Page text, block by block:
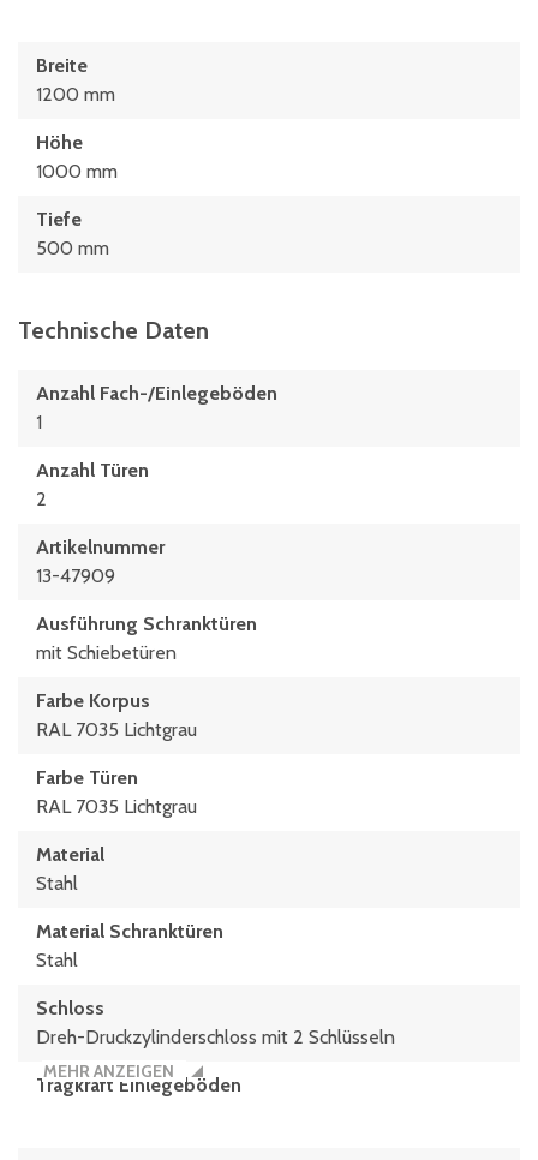
Breite
1200 mm
Höhe
1000 mm
Tiefe
500 mm
Technische Daten
Anzahl Fach-/Einlegeböden
1
Anzahl Türen
2
Artikelnummer
13-47909
Ausführung Schranktüren
mit Schiebetüren
Farbe Korpus
RAL 7035 Lichtgrau
Farbe Türen
RAL 7035 Lichtgrau
Material
Stahl
Material Schranktüren
Stahl
Schloss
Dreh-Druckzylinderschloss mit 2 Schlüsseln
Tragkraft Einlegeböden
MEHR ANZEIGEN